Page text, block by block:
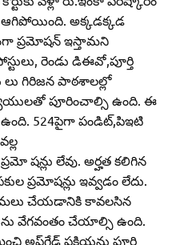
ఆగిపోయింది. అక్కడక్కడ
ప్రమోషన్‌ ఇస్తామని
రెండు డిఈవో,పూర్తి
గిరిజన పాఠశాలల్లో
పూరించాల్సి ఉంది. ఈ
ఉంది. 524పైగా పండిట్‌,పిఇటి
షన్లు లేవు. అర్హత కలిగిన
ప్రమోషన్లు ఇవ్వడం లేదు.
చేయడానికి కావలసిన
వేగవంతం చేయాల్సి ఉంది.
అప్‌గ్రేడ్‌ ప్రక్రియను పూర్తి